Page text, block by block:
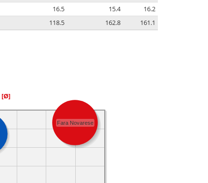
16.5 15.4
16.2
118.5 162.8 161.1
[Ø]
Fara Novarese